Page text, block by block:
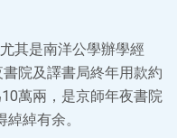
其是南洋公學辦學經
院及譯書局終年用款約
萬兩，是京師年夜書院
綽有余。